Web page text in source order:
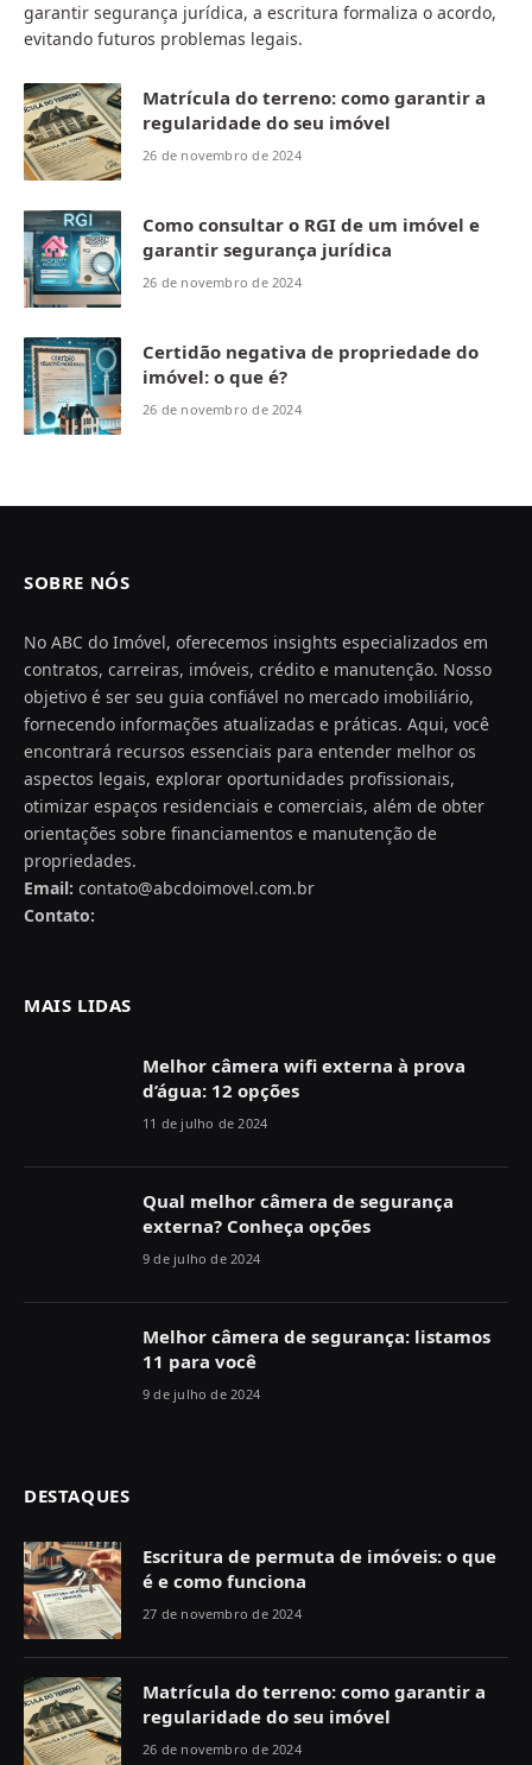
garantir segurança jurídica, a escritura formaliza o acordo,
evitando futuros problemas legais.
Matrícula do terreno: como garantir a
regularidade do seu imóvel
26 de novembro de 2024
Como consultar o RGI de um imóvel e
garantir segurança jurídica
26 de novembro de 2024
Certidão negativa de propriedade do
imóvel: o que é?
26 de novembro de 2024
SOBRE NÓS
No ABC do Imóvel, oferecemos insights especializados em
contratos, carreiras, imóveis, crédito e manutenção. Nosso
objetivo é ser seu guia confiável no mercado imobiliário,
fornecendo informações atualizadas e práticas. Aqui, você
encontrará recursos essenciais para entender melhor os
aspectos legais, explorar oportunidades profissionais,
otimizar espaços residenciais e comerciais, além de obter
orientações sobre financiamentos e manutenção de
propriedades.
Email: contato@abcdoimovel.com.br
Contato:
MAIS LIDAS
Melhor câmera wifi externa à prova
d’água: 12 opções
11 de julho de 2024
Qual melhor câmera de segurança
externa? Conheça opções
9 de julho de 2024
Melhor câmera de segurança: listamos
11 para você
9 de julho de 2024
DESTAQUES
Escritura de permuta de imóveis: o que
é e como funciona
27 de novembro de 2024
Matrícula do terreno: como garantir a
regularidade do seu imóvel
26 de novembro de 2024